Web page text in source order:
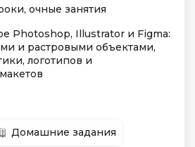
очные занятия
Photoshop, Illustrator и Figma:
и растровыми объектами,
логотипов и
Домашние задания